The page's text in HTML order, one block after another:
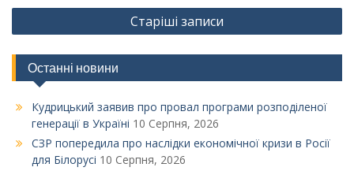
Навігація
за
записами
Старіші записи
Останні новини
Кудрицький заявив про провал програми розподіленої
генерації в Україні 10 Серпня, 2026
СЗР попередила про наслідки економічної кризи в Росії
для Білорусі 10 Серпня, 2026